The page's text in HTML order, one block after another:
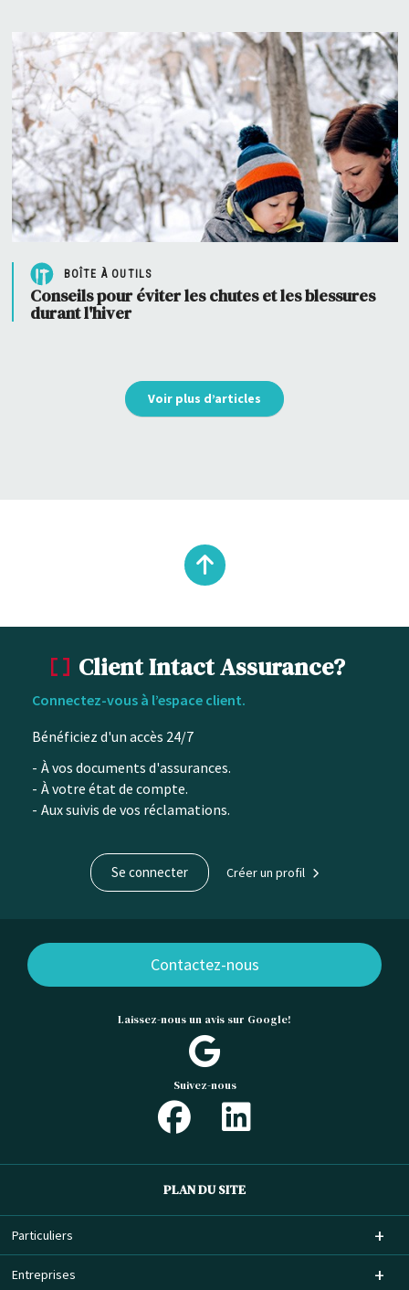
BOÎTE À OUTILS
Conseils pour éviter les chutes et les blessures
durant l'hiver
Voir plus d’articles
Remonter
en
haut
du
contenu
Contactez-nous
Client Intact Assurance?
Connectez-vous à l’espace client.
Bénéficiez d'un accès 24/7
À vos documents d'assurances.
À votre état de compte.
Aux suivis de vos réclamations.
Se connecter Créer un profil
Laissez-nous un avis sur Google!
Suivez-nous
PLAN DU SITE
Particuliers
Entreprises